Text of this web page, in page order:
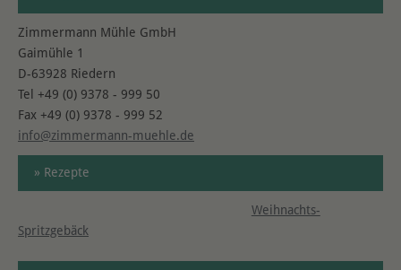
Zimmermann Mühle GmbH
Gaimühle 1
D-63928 Riedern
Tel +49 (0) 9378 - 999 50
Fax +49 (0) 9378 - 999 52
info@zimmermann-muehle.de
» Rezepte
Weihnachts-
Spritzgebäck